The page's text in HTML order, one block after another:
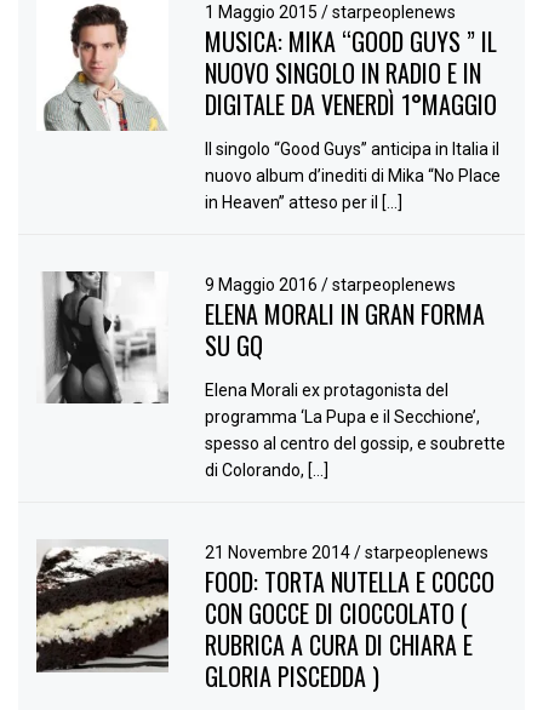
1 Maggio 2015/ starpeoplenews
MUSICA: MIKA “GOOD GUYS ” IL
NUOVO SINGOLO IN RADIO E IN
DIGITALE DA VENERDÌ 1°MAGGIO
Il singolo “Good Guys” anticipa in Italia il
nuovo album d’inediti di Mika “No Place
in Heaven” atteso per il […]
9 Maggio 2016/ starpeoplenews
ELENA MORALI IN GRAN FORMA
SU GQ
Elena Morali ex protagonista del
programma ‘La Pupa e il Secchione’,
spesso al centro del gossip, e soubrette
di Colorando, […]
21 Novembre 2014/ starpeoplenews
FOOD: TORTA NUTELLA E COCCO
CON GOCCE DI CIOCCOLATO (
RUBRICA A CURA DI CHIARA E
GLORIA PISCEDDA )